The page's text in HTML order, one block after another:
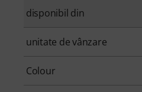
disponibil din
unitate de vânzare
Colour